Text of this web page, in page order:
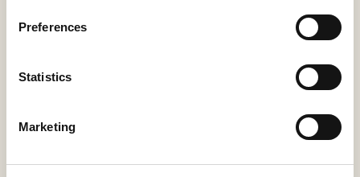
Preferences
Statistics
Marketing
Summary
Citation
Información detallada